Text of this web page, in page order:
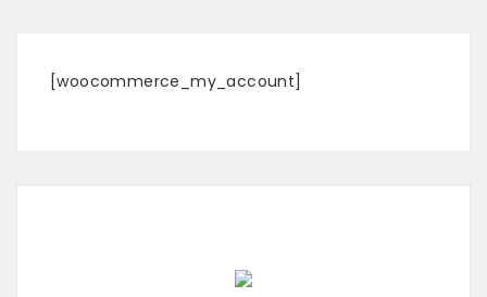
[woocommerce_my_account]